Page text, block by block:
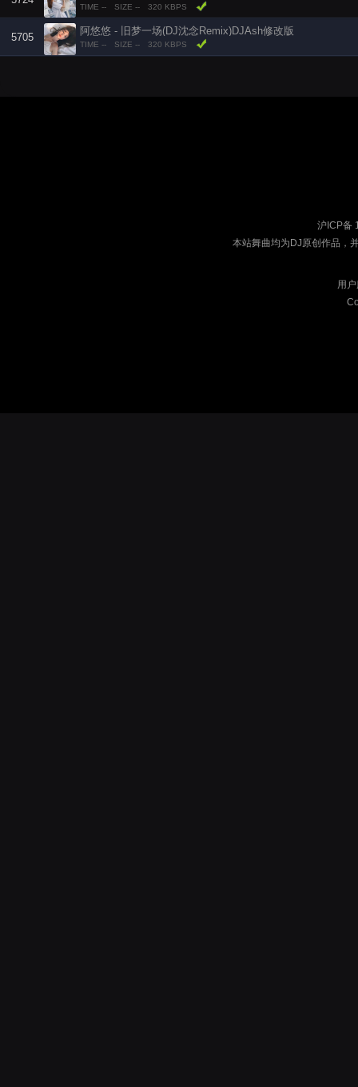
TIME -- SIZE -- 320 KBPS
5705
阿悠悠 - 旧梦一场(DJ沈念Remix)DJAsh修改版
TIME -- SIZE -- 320 KBPS
沪ICP备
本站舞曲均为DJ原创作品，
用